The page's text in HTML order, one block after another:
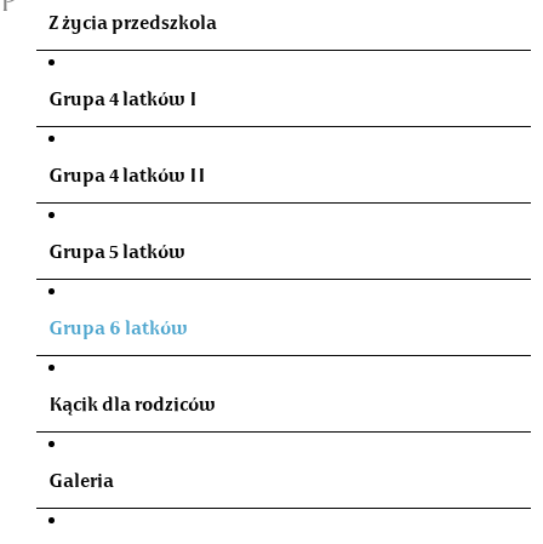
Z życia przedszkola
Grupa 4 latków I
Grupa 4 latków II
Grupa 5 latków
Grupa 6 latków
Kącik dla rodziców
Galeria